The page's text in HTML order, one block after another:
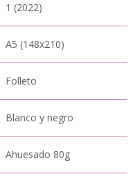
1 (2022)
A5 (148x210)
Folleto
Blanco y negro
Ahuesado 80g